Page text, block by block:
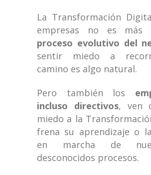
La Transformación
empresas no es más
proceso evolutivo del
sentir miedo a
camino es algo natural.
Pero también los
incluso directivos, ven
miedo a la
frena su aprendizaje o
en marcha de
desconocidos procesos.